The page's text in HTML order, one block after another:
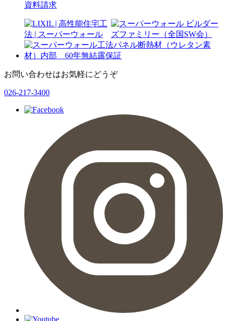
資料請求
お問い合わせはお気軽にどうぞ
026-217-3400